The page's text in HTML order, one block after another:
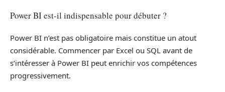
Power BI est-il indispensable pour débuter ?
Power BI n’est pas obligatoire mais constitue un atout
considérable. Commencer par Excel ou SQL avant de
s’intéresser à Power BI peut enrichir vos compétences
progressivement.